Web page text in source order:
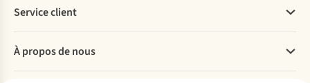
Service client
Commander
Payer
À propos de nous